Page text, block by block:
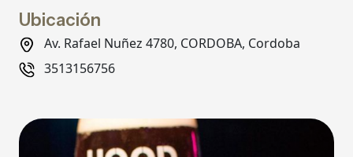
Ubicación
Av. Rafael Nuñez 4780, CORDOBA, Cordoba
3513156756